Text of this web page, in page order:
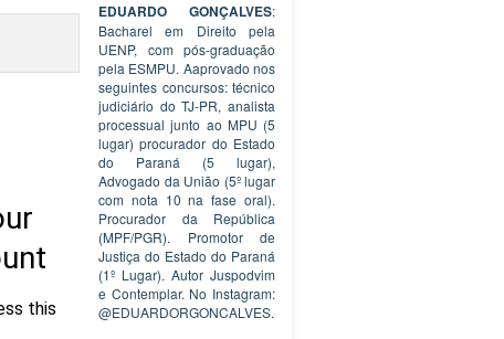
EDUARDO GONÇALVES:
Bacharel em Direito pela
UENP, com pós-graduação
pela ESMPU. Aaprovado nos
seguintes concursos: técnico
judiciário do TJ-PR, analista
processual junto ao MPU (5
lugar) procurador do Estado
do Paraná (5 lugar),
Advogado da União (5º lugar
com nota 10 na fase oral).
Procurador da República
(MPF/PGR). Promotor de
Justiça do Estado do Paraná
(1º Lugar). Autor Juspodvim
e Contemplar. No Instagram:
@EDUARDORGONCALVES.